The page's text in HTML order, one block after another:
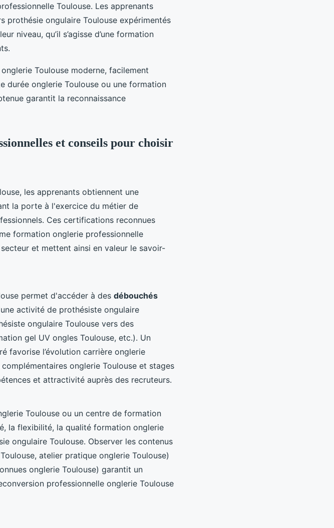
Toulouse. Les apprenants
prothésie ongulaire Toulouse expérimentés
niveau, qu’il s’agisse d’une formation
Toulouse moderne, facilement
durée onglerie Toulouse ou une formation
garantit la reconnaissance
et conseils pour choisir
les apprenants obtiennent une
la porte à l'exercice du métier de
Ces certifications reconnues
formation onglerie professionnelle
et mettent ainsi en valeur le savoir-
permet d'accéder à des débouchés
activité de prothésiste ongulaire
ongulaire Toulouse vers des
gel UV ongles Toulouse, etc.). Un
favorise l’évolution carrière onglerie
onglerie Toulouse et stages
et attractivité auprès des recruteurs.
Toulouse ou un centre de formation
la flexibilité, la qualité formation onglerie
ongulaire Toulouse. Observer les contenus
atelier pratique onglerie Toulouse)
onglerie Toulouse) garantit un
professionnelle onglerie Toulouse